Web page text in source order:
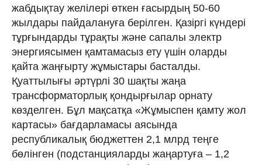
жабдықтау желілері өткен ғасырдың 50-60
жылдары пайдалануға берілген. Қазіргі күндері
тұрғындарды тұрақты және сапалы электр
энергиясымен қамтамасыз ету үшін оларды
қайта жаңғырту жұмыстары басталды.
Қуаттылығы әртүрлі 30 шақты жаңа
трансформаторлық қондырғылар орнату
көзделген. Бұл мақсатқа «Жұмыспен қамту жол
картасы» бағдарламасы аясында
республикалық бюджеттен 2,1 млрд теңге
бөлінген (подстанцияларды жаңартуға – 1,2